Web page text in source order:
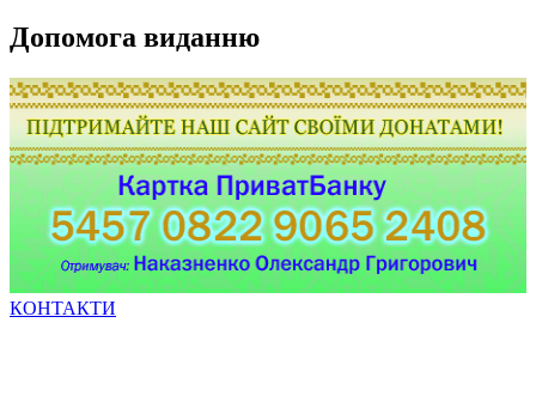
Допомога виданню
КОНТАКТИ